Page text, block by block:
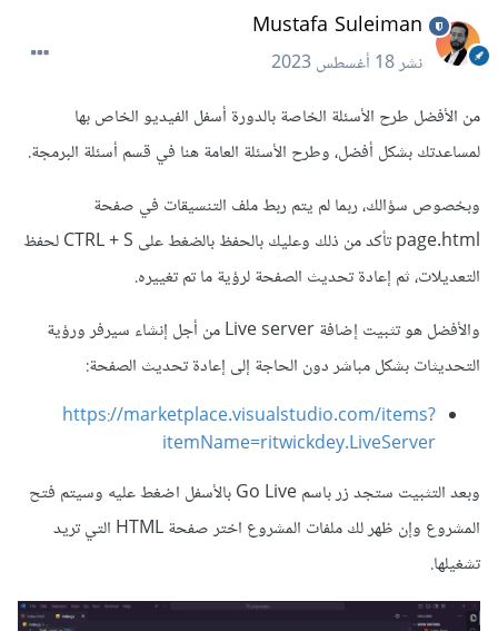
Mustafa Suleiman
نشر18 أغسطس 2023
من الأفضل طرح الأسئلة الخاصة بالدورة أسفل الفيديو الخاص بها
لمساعدتك بشكل أفضل، وطرح الأسئلة العامة هنا في قسم أسئلة البرمجة.
وبخصوص سؤالك، ربما لم يتم ربط ملف التنسيقات في صفحة
page.html تأكد من ذلك وعليك بالحفظ بالضغط على CTRL + S لحفظ
التعديلات، ثم إعادة تحديث الصفحة لرؤية ما تم تغييره.
والأفضل هو تثبيت إضافة Live server من أجل إنشاء سيرفر ورؤية
التحديثات بشكل مباشر دون الحاجة إلى إعادة تحديث الصفحة:
https://marketplace.visualstudio.com/items?
itemName=ritwickdey.LiveServer
وبعد التثبيت ستجد زر باسم Go Live بالأسفل اضغط عليه وسيتم فتح
المشروع وإن ظهر لك ملفات المشروع اختر صفحة HTML التي تريد
تشغيلها.